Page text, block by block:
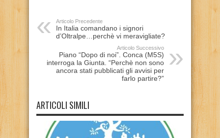
Articolo Precedente
In Italia comandano i signori
d’Oltralpe…perchè vi meravigliate?
Articolo Successivo
Piano “Dopo di noi”. Conca (M5S)
interroga la Giunta. “Perchè non sono
ancora stati pubblicati gli avvisi per
farlo partire?”
ARTICOLI SIMILI